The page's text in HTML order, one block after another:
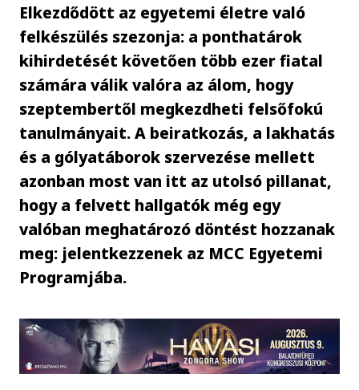
Elkezdődött az egyetemi életre való
felkészülés szezonja: a ponthatárok
kihirdetését követően több ezer fiatal
számára válik valóra az álom, hogy
szeptembertől megkezdheti felsőfokú
tanulmányait. A beiratkozás, a lakhatás
és a gólyatáborok szervezése mellett
azonban most van itt az utolsó pillanat,
hogy a felvett hallgatók még egy
valóban meghatározó döntést hozzanak
meg: jelentkezzenek az MCC Egyetemi
Programjába.